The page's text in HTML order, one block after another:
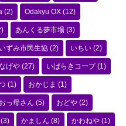
(2) Odakyu OX (12)
あんくる夢市場 (3)
いずみ市民生協 (2) いちい (2)
げや (27) いばらきコープ(1)
(1) おかじま (1)
おっ母さん (5) おどや (2)
(3) かましん (8) かわねや (1)